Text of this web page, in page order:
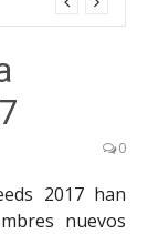
0
2017 han
nuevos